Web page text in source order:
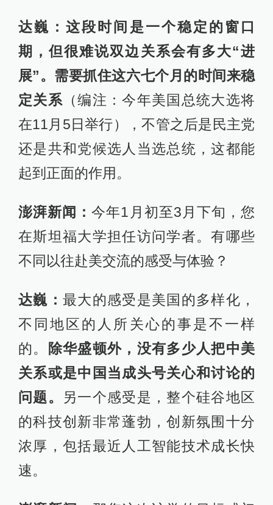
达巍：这段时间是一个稳定的窗口
期，但很难说双边关系会有多大“进
展”。需要抓住这六七个月的时间来稳
定关系（编注：今年美国总统大选将
在11月5日举行），不管之后是民主党
还是共和党候选人当选总统，这都能
起到正面的作用。
澎湃新闻：今年1月初至3月下旬，您
在斯坦福大学担任访问学者。有哪些
不同以往赴美交流的感受与体验？
达巍： 最大的感受是美国的多样化，
不同地区的人所关心的事是不一样
的。
除华盛顿外，没有多少人把中美
关系或是中国当成头号关心和讨论的
问题。
另一个感受是，整个硅谷地区
的科技创新非常蓬勃，创新氛围十分
浓厚，包括最近人工智能技术成长快
速。